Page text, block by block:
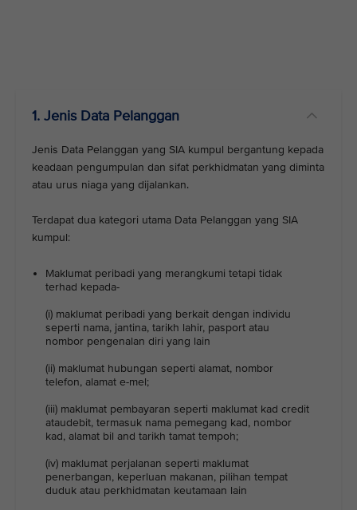
1. Jenis Data Pelanggan
Jenis Data Pelanggan yang SIA kumpul bergantung kepada
keadaan pengumpulan dan sifat perkhidmatan yang diminta
atau urus niaga yang dijalankan.
Terdapat dua kategori utama Data Pelanggan yang SIA
kumpul:
Maklumat peribadi yang merangkumi tetapi tidak
terhad kepada-
(i) maklumat peribadi yang berkait dengan individu
seperti nama, jantina, tarikh lahir, pasport atau
nombor pengenalan diri yang lain
(ii) maklumat hubungan seperti alamat, nombor
telefon, alamat e-mel;
(iii) maklumat pembayaran seperti maklumat kad credit
ataudebit, termasuk nama pemegang kad, nombor
kad, alamat bil and tarikh tamat tempoh;
(iv) maklumat perjalanan seperti maklumat
penerbangan, keperluan makanan, pilihan tempat
duduk atau perkhidmatan keutamaan lain